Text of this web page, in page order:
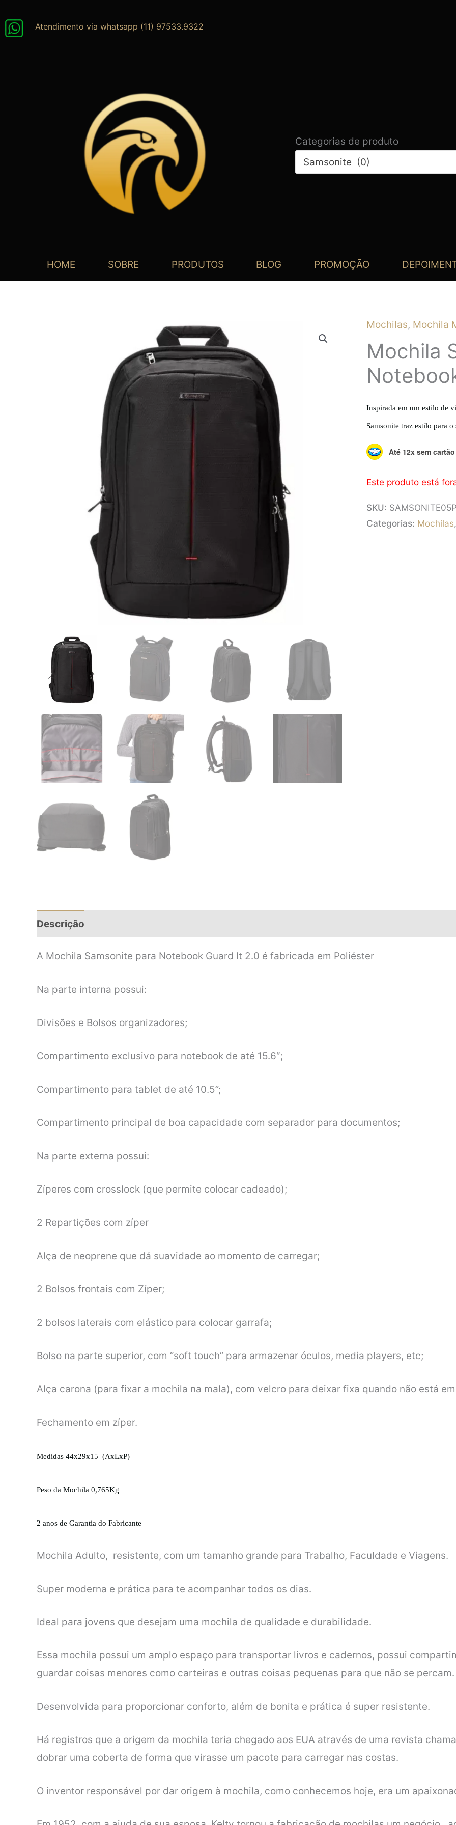
para
Atendimento via whatsapp (11) 97533.9322
Categorias de produto
Samsonite (0)
HOME SOBRE PRODUTOS BLOG PROMOÇÃO
Mochilas, Mochila
Mochila
Inspirada em um estilo de
Samsonite traz estilo para
Até 12x sem cartão
Este produto está
SKU:
Categorias: Mochilas
Descrição
A Mochila Samsonite para Notebook Guard It 2.0 é fabricada em Poliéster
Na parte interna possui:
Divisões e Bolsos organizadores;
Compartimento exclusivo para notebook de até 15.6″;
Compartimento para tablet de até 10.5”;
Compartimento principal de boa capacidade com separador para documentos;
Na parte externa possui:
Zíperes com crosslock (que permite colocar cadeado);
2 Repartições com zíper
Alça de neoprene que dá suavidade ao momento de carregar;
2 Bolsos frontais com Zíper;
2 bolsos laterais com elástico para colocar garrafa;
Bolso na parte superior, com “soft touch” para armazenar óculos, media players, etc;
Alça carona (para fixar a mochila na mala), com velcro para deixar fixa quando não está
Fechamento em zíper.
Medidas 44x29x15 (AxLxP)
Peso da Mochila 0,765Kg
2 anos de Garantia do Fabricante
Mochila Adulto, resistente, com um tamanho grande para Trabalho, Faculdade e Viagens.
Super moderna e prática para te acompanhar todos os dias.
Ideal para jovens que desejam uma mochila de qualidade e durabilidade.
Essa mochila possui um amplo espaço para transportar livros e cadernos, possui
guardar coisas menores como carteiras e outras coisas pequenas para que não se percam.
Desenvolvida para proporcionar conforto, além de bonita e prática é super resistente.
Há registros que a origem da mochila teria chegado aos EUA através de uma revista
dobrar uma coberta de forma que virasse um pacote para carregar nas costas.
O inventor responsável por dar origem à mochila, como conhecemos hoje, era um